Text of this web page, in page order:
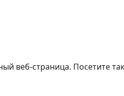
веб-страница. Посетите